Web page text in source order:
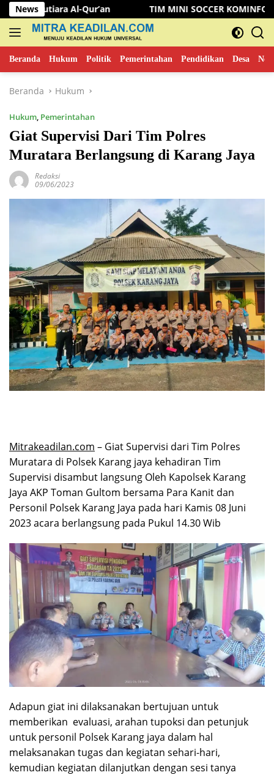
Langsung
ke
konten
News
Al-Qur’an TIM MINI SOCCER KOMINFO MUSI RAWAS
Beranda Hukum Politik Pemerintahan Pendidikan Desa
Beranda Hukum
Hukum, Pemerintahan
Giat Supervisi Dari Tim Polres
Muratara Berlangsung di Karang Jaya
Redaksi
09/06/2023
Mitrakeadilan.com – Giat Supervisi dari Tim Polres
Muratara di Polsek Karang jaya kehadiran Tim
Supervisi disambut langsung Oleh Kapolsek Karang
Jaya AKP Toman Gultom bersama Para Kanit dan
Personil Polsek Karang Jaya pada hari Kamis 08 Juni
2023 acara berlangsung pada Pukul 14.30 Wib
Adapun giat ini dilaksanakan bertujuan untuk
memberikan evaluasi, arahan tupoksi dan petunjuk
untuk personil Polsek Karang jaya dalam hal
melaksanakan tugas dan kegiatan sehari-hari,
kemudian kegiatan dilanjutkan dengan sesi tanya